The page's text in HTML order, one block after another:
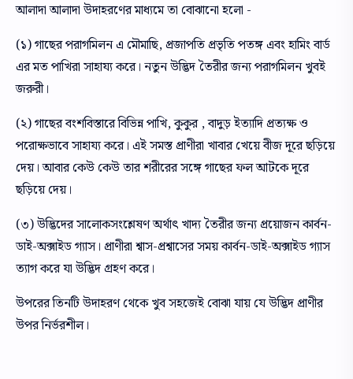
আলাদা আলাদা উদাহরণের মাধ্যমে তা বোঝানো হলো -
(১) গাছের পরাগমিলন এ মৌমাছি, প্রজাপতি প্রভৃতি পতঙ্গ এবং হামিং বার্ড
এর মত পাখিরা সাহায্য করে। নতুন উদ্ভিদ তৈরীর জন্য পরাগমিলন খুবই
জরুরী।
(২) গাছের বংশবিস্তারে বিভিন্ন পাখি, কুকুর , বাদুড় ইত্যাদি প্রত্যক্ষ ও
পরোক্ষভাবে সাহায্য করে। এই সমস্ত প্রাণীরা খাবার খেয়ে বীজ দূরে ছড়িয়ে
দেয়। আবার কেউ কেউ তার শরীরের সঙ্গে গাছের ফল আটকে দূরে
ছড়িয়ে দেয়।
(৩) উদ্ভিদের সালোকসংশ্লেষণ অর্থাৎ খাদ্য তৈরীর জন্য প্রয়োজন কার্বন-
ডাই-অক্সাইড গ্যাস। প্রাণীরা শ্বাস-প্রশ্বাসের সময় কার্বন-ডাই-অক্সাইড গ্যাস
ত্যাগ করে যা উদ্ভিদ গ্রহণ করে।
উপরের তিনটি উদাহরণ থেকে খুব সহজেই বোঝা যায় যে উদ্ভিদ প্রাণীর
উপর নির্ভরশীল।